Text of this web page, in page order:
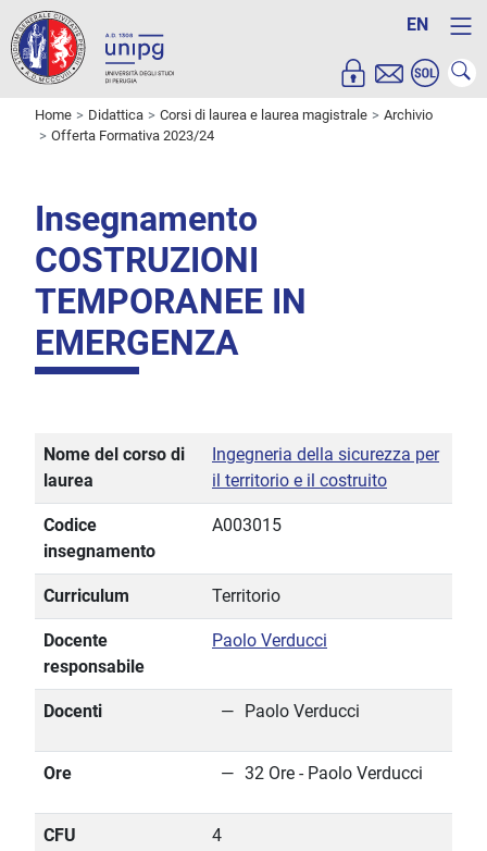
EN
Home Didattica Corsi di laurea e laurea magistrale
Archivio
Offerta Formativa 2023/24
Insegnamento
COSTRUZIONI
TEMPORANEE IN
EMERGENZA
Nome del corso di
laurea
Ingegneria della sicurezza per
il territorio e il costruito
Codice
insegnamento
A003015
Curriculum Territorio
Docente
responsabile
Paolo Verducci
Docenti Paolo Verducci
Ore 32 Ore - Paolo Verducci
CFU 4